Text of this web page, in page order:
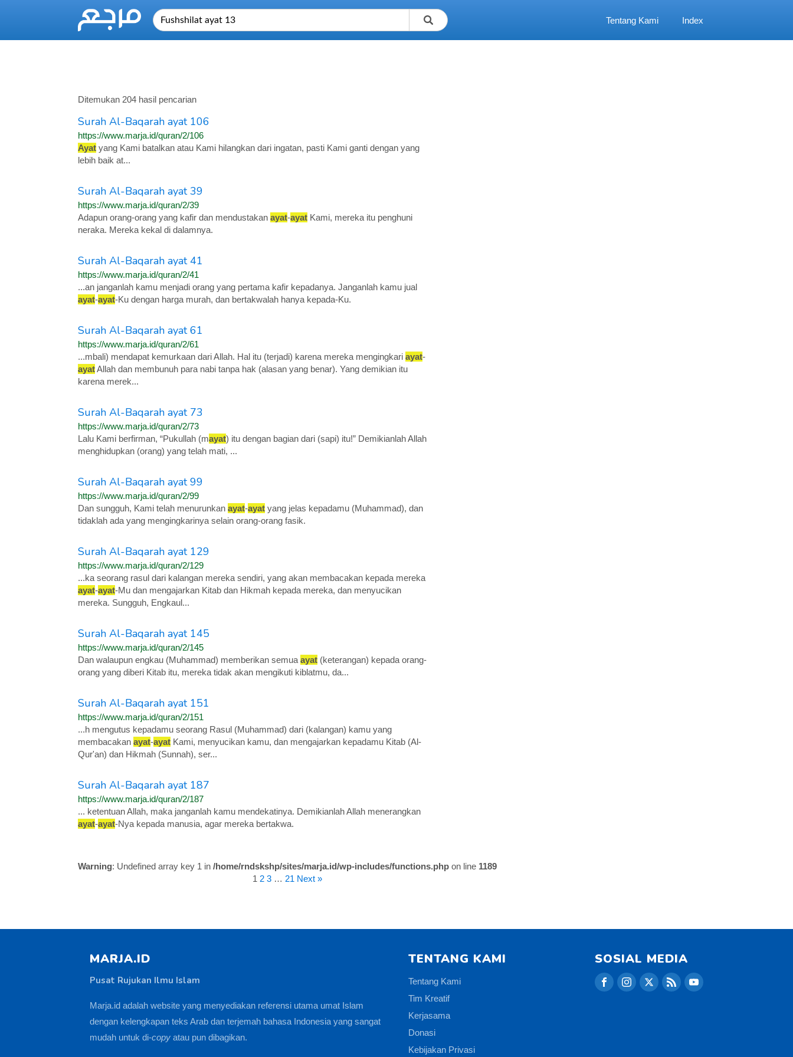
Tentang Kami Index
Ditemukan 204 hasil pencarian
Surah Al-Baqarah ayat 106
https://www.marja.id/quran/2/106
Ayat yang Kami batalkan atau Kami hilangkan dari ingatan, pasti Kami ganti dengan yang
lebih baik at...
Surah Al-Baqarah ayat 39
https://www.marja.id/quran/2/39
Adapun orang-orang yang kafir dan mendustakan ayat-ayat Kami, mereka itu penghuni
neraka. Mereka kekal di dalamnya.
Surah Al-Baqarah ayat 41
https://www.marja.id/quran/2/41
...an janganlah kamu menjadi orang yang pertama kafir kepadanya. Janganlah kamu jual
ayat-ayat-Ku dengan harga murah, dan bertakwalah hanya kepada-Ku.
Surah Al-Baqarah ayat 61
https://www.marja.id/quran/2/61
...mbali) mendapat kemurkaan dari Allah. Hal itu (terjadi) karena mereka mengingkari ayat-
ayatAllah dan membunuh para nabi tanpa hak (alasan yang benar). Yang demikian itu
karena merek...
Surah Al-Baqarah ayat 73
https://www.marja.id/quran/2/73
Lalu Kami berfirman, “Pukullah (mayat) itu dengan bagian dari (sapi) itu!” Demikianlah Allah
menghidupkan (orang) yang telah mati, ...
Surah Al-Baqarah ayat 99
https://www.marja.id/quran/2/99
Dan sungguh, Kami telah menurunkan ayat-ayat yang jelas kepadamu (Muhammad), dan
tidaklah ada yang mengingkarinya selain orang-orang fasik.
Surah Al-Baqarah ayat 129
https://www.marja.id/quran/2/129
...ka seorang rasul dari kalangan mereka sendiri, yang akan membacakan kepada mereka
ayat-ayat-Mu dan mengajarkan Kitab dan Hikmah kepada mereka, dan menyucikan
mereka. Sungguh, Engkaul...
Surah Al-Baqarah ayat 145
https://www.marja.id/quran/2/145
Dan walaupun engkau (Muhammad) memberikan semua ayat (keterangan) kepada orang-
orang yang diberi Kitab itu, mereka tidak akan mengikuti kiblatmu, da...
Surah Al-Baqarah ayat 151
https://www.marja.id/quran/2/151
...h mengutus kepadamu seorang Rasul (Muhammad) dari (kalangan) kamu yang
membacakan ayat-ayat Kami, menyucikan kamu, dan mengajarkan kepadamu Kitab (Al-
Qur'an) dan Hikmah (Sunnah), ser...
Surah Al-Baqarah ayat 187
https://www.marja.id/quran/2/187
... ketentuan Allah, maka janganlah kamu mendekatinya. Demikianlah Allah menerangkan
ayat-ayat-Nya kepada manusia, agar mereka bertakwa.
Warning: Undefined array key 1 in /home/rndskshp/sites/marja.id/wp-includes/functions.php on line 1189
1 2 3 … 21 Next »
MARJA.ID
Pusat Rujukan Ilmu Islam
Marja.id adalah website yang menyediakan referensi utama umat Islam
dengan kelengkapan teks Arab dan terjemah bahasa Indonesia yang sangat
mudah untuk di-copy atau pun dibagikan.
TENTANG KAMI
Tentang Kami
Tim Kreatif
Kerjasama
Donasi
Kebijakan Privasi
SOSIAL MEDIA